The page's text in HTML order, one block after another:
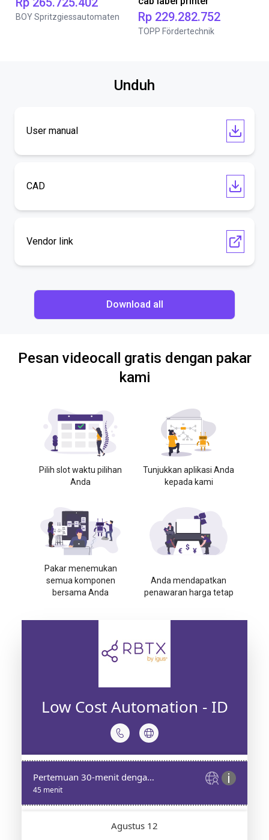
BOY Spritzgiessautomaten Rp 229.282.752
TOPP Fördertechnik
Unduh
User manual
CAD
Vendor link
Download all
Pesan videocall gratis dengan pakar
kami
Pilih slot waktu pilihan
Anda
Tunjukkan aplikasi Anda
kepada kami
Pakar menemukan
semua komponen
bersama Anda
Anda mendapatkan
penawaran harga tetap